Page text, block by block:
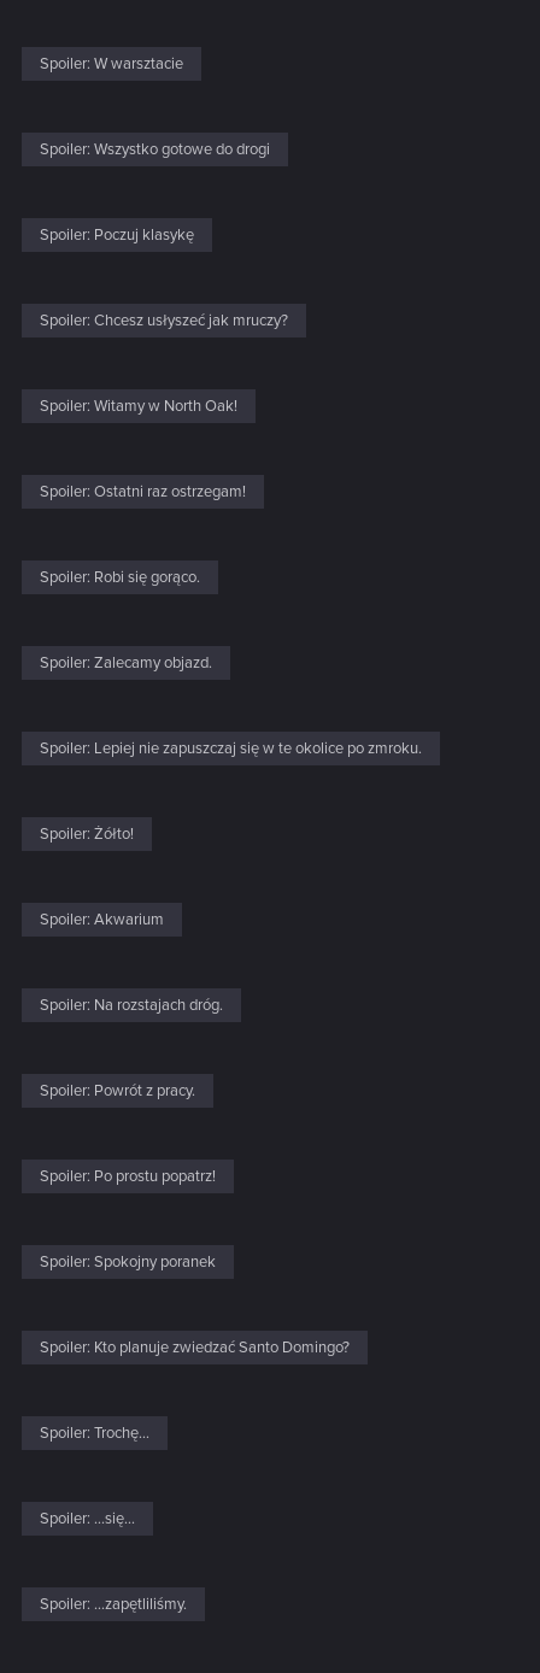
Spoiler: W warsztacie
Spoiler: Wszystko gotowe do drogi
Spoiler: Poczuj klasykę
Spoiler: Chcesz usłyszeć jak mruczy?
Spoiler: Witamy w North Oak!
Spoiler: Ostatni raz ostrzegam!
Spoiler: Robi się gorąco.
Spoiler: Zalecamy objazd.
Spoiler: Lepiej nie zapuszczaj się w te okolice po zmroku.
Spoiler: Żółto!
Spoiler: Akwarium
Spoiler: Na rozstajach dróg.
Spoiler: Powrót z pracy.
Spoiler: Po prostu popatrz!
Spoiler: Spokojny poranek
Spoiler: Kto planuje zwiedzać Santo Domingo?
Spoiler: Trochę...
Spoiler: ...się...
Spoiler: ...zapętliliśmy.